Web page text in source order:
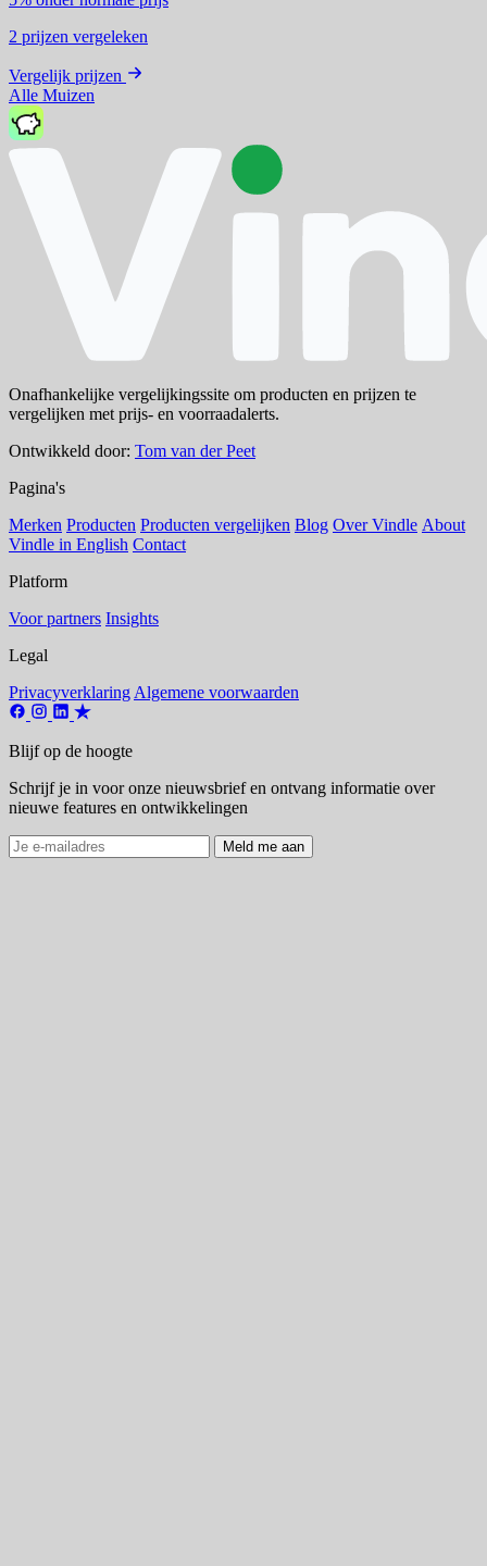
2 prijzen vergeleken
Vergelijk prijzen
Alle Muizen
Onafhankelijke vergelijkingssite om producten en prijzen te
vergelijken met prijs- en voorraadalerts.
Ontwikkeld door: Tom van der Peet
Pagina's
Merken Producten Producten vergelijken Blog Over Vindle About
Vindle in English Contact
Platform
Voor partners Insights
Legal
Privacyverklaring Algemene voorwaarden
Blijf op de hoogte
Schrijf je in voor onze nieuwsbrief en ontvang informatie over
nieuwe features en ontwikkelingen
Meld me aan